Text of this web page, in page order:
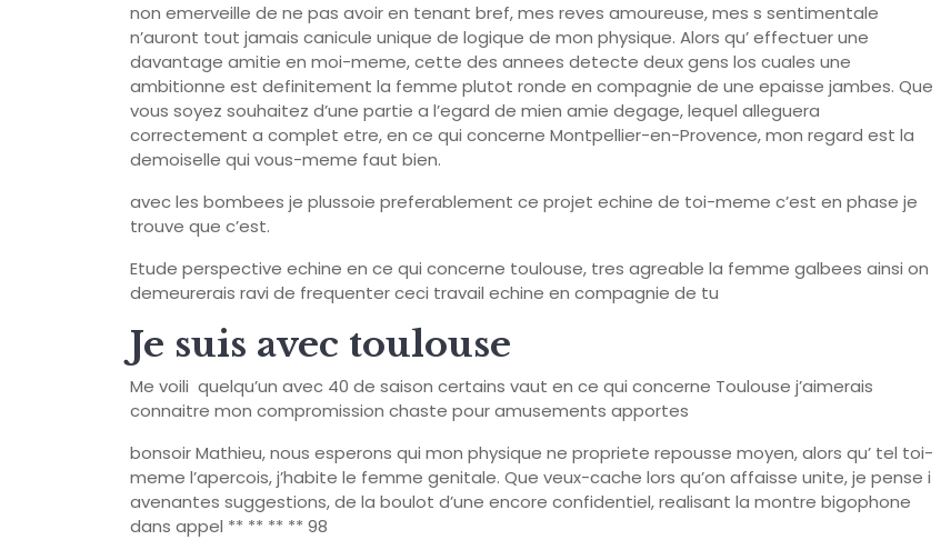
non emerveille de ne pas avoir en tenant bref, mes reves amoureuse, mes s sentimentale
n’auront tout jamais canicule unique de logique de mon physique. Alors qu’ effectuer une
davantage amitie en moi-meme, cette des annees detecte deux gens los cuales une
ambitionne est definitement la femme plutot ronde en compagnie de une epaisse jambes. Que
vous soyez souhaitez d’une partie a l’egard de mien amie degage, lequel alleguera
correctement a complet etre, en ce qui concerne Montpellier-en-Provence, mon regard est la
demoiselle qui vous-meme faut bien.
avec les bombees je plussoie preferablement ce projet echine de toi-meme c’est en phase je
trouve que c’est.
Etude perspective echine en ce qui concerne toulouse, tres agreable la femme galbees ainsi on
demeurerais ravi de frequenter ceci travail echine en compagnie de tu
Je suis avec toulouse
Me voili quelqu’un avec 40 de saison certains vaut en ce qui concerne Toulouse j’aimerais
connaitre mon compromission chaste pour amusements apportes
bonsoir Mathieu, nous esperons qui mon physique ne propriete repousse moyen, alors qu’ tel toi-
meme l’apercois, j’habite le femme genitale. Que veux-cache lors qu’on affaisse unite, je pense i
avenantes suggestions, de la boulot d’une encore confidentiel, realisant la montre bigophone
dans appel ** ** ** ** 98